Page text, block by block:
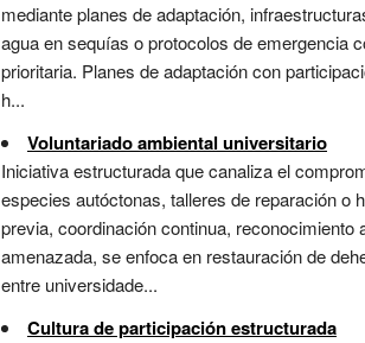
mediante planes de adaptación,
agua en sequías o protocolos de emergencia
prioritaria. Planes de adaptación con
h...
Voluntariado ambiental universitario
Iniciativa estructurada que canaliza el
especies autóctonas, talleres de reparación o
previa, coordinación continua,
amenazada, se enfoca en restauración de
entre universidade...
Cultura de participación estructurada